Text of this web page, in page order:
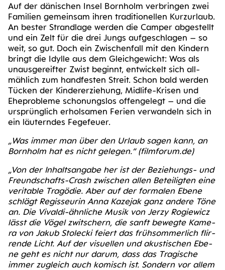
Auf der däni­schen Insel Born­holm ver­brin­gen zwei
Fami­li­en gemein­sam ihren tra­di­tio­nel­len Kurz­ur­laub.
An bes­ter Strand­la­ge wer­den die Cam­per abge­stellt
und ein Zelt für die drei Jungs auf­ge­schla­gen – so
weit, so gut. Doch ein Zwi­schen­fall mit den Kin­dern
bringt die Idyl­le aus dem Gleich­ge­wicht: Was als
unaus­ge­reif­ter Zwist beginnt, ent­wi­ckelt sich all­
mäh­lich zum hand­fes­ten Streit. Schon bald wer­den
Tücken der Kin­der­er­zie­hung, Mid­life-Kri­sen und
Ehe­pro­ble­me scho­nungs­los offen­ge­legt – und die
ursprüng­lich erhol­sa­men Feri­en ver­wan­deln sich in
ein läu­tern­des Fegefeuer.
„Was immer man über den Urlaub sagen kann, an
Born­holm hat es nicht gele­gen.“ (film​fo​rum​.de)
„Von der Inhalts­an­ga­be her ist der Bezie­hungs- und
Freund­schafts-Crash zwi­schen allen Betei­lig­ten eine
veri­ta­ble Tra­gö­die. Aber auf der for­ma­len Ebe­ne
schlägt Regis­seu­rin Anna Kaze­jak ganz ande­re Töne
an. Die Vival­di-ähn­li­che Musik von Jer­zy Rogie­wicz
lässt die Vögel zwit­schern, die sanft beweg­te Kame­
ra von Jakub Sto­le­cki fei­ert das früh­som­mer­lich flir­
ren­de Licht. Auf der visu­el­len und akus­ti­schen Ebe­
ne geht es nicht nur dar­um, dass das Tra­gi­sche
immer zugleich auch komisch ist. Son­dern vor allem